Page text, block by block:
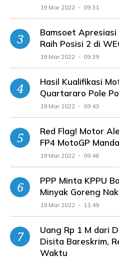
19 Mar 2022 - 09:31
Bamsoet Apresiasi
Raih Posisi 2 di
19 Mar 2022 - 09:39
Hasil Kualifikasi
Quartararo Pole
19 Mar 2022 - 09:43
Red Flag! Motor
FP4 MotoGP
19 Mar 2022 - 09:46
PPP Minta KPPU
Minyak Goreng
19 Mar 2022 - 11:49
Uang Rp 1 M dari
Disita Bareskrim,
Waktu